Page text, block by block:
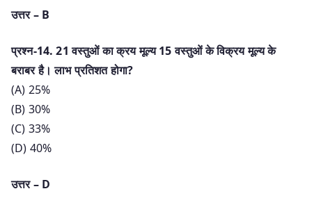
उत्तर – B
प्रश्न-14. 21 वस्तुओं का क्रय मूल्य 15 वस्तुओं के विक्रय मूल्य के
बराबर है। लाभ प्रतिशत होगा?
(A) 25%
(B) 30%
(C) 33%
(D) 40%
उत्तर – D